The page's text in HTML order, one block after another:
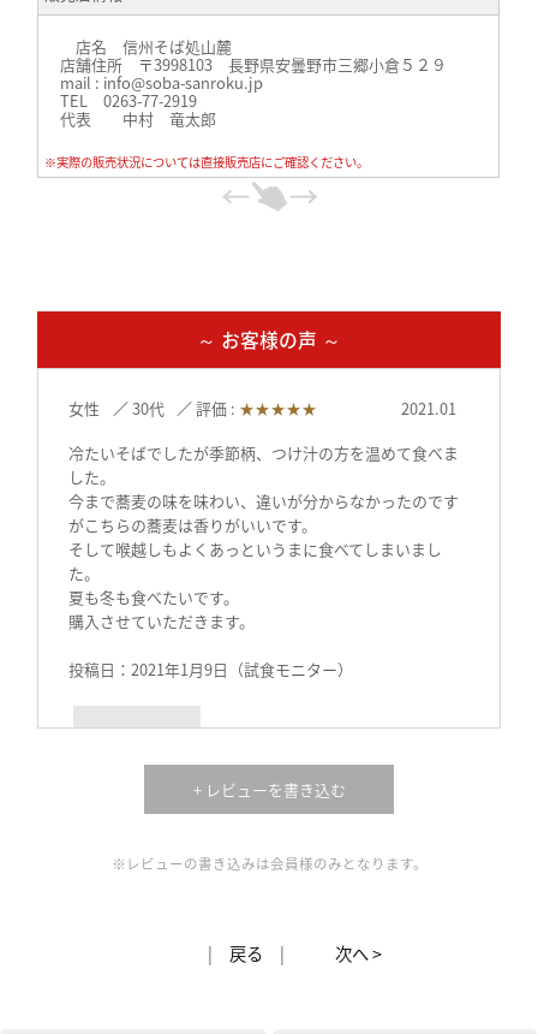
店名 信州そば処山麓
店舗住所 〒3998103 長野県安曇野市三郷小倉５２９
mail : info@soba-sanroku.jp
TEL 0263-77-2919
代表 中村 竜太郎
※実際の販売状況については直接販売店にご確認ください。
～ お客様の声 ～
女性 30代 評価 : ★★★★★
2021.01
冷たいそばでしたが季節柄、つけ汁の方を温めて食べま
した。
今まで蕎麦の味を味わい、違いが分からなかったのです
がこちらの蕎麦は香りがいいです。
そして喉越しもよくあっというまに食べてしまいまし
た。
夏も冬も食べたいです。
購入させていただきます。
投稿日：2021年1月9日（試食モニター）
おうちで食べたそばの中では今までで1番おいしかったで
+ レビューを書き込む
※レビューの書き込みは会員様のみとなります。
| 戻る | 次へ >